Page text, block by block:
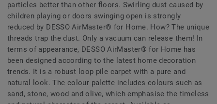
particles better than other floors. Swirling dust caused by
children playing or doors swinging open is strongly
reduced by DESSO AirMaster® for Home. How? The unique
threads trap the dust. Only a vacuum can release them! In
terms of appearance, DESSO AirMaster® for Home has
been designed according to the latest home decoration
trends. It is a robust loop pile carpet with a pure and
natural look. The colour palette includes colours such as
sand, stone, wood and olive, which emphasise the timeless